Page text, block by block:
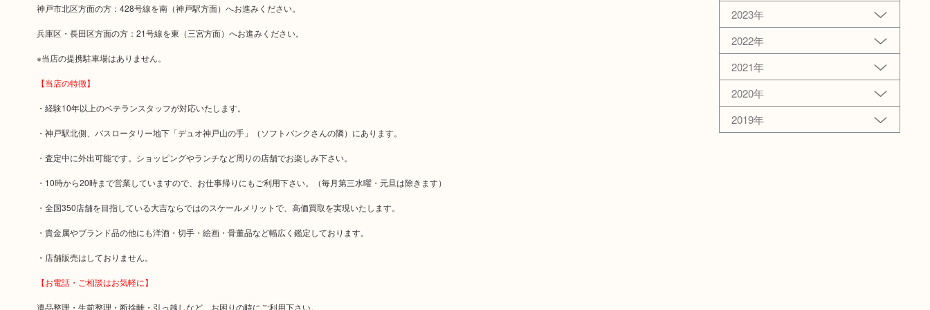
神戸市北区方面の方：428号線を南（神戸駅方面）へお進みください。
兵庫区・長田区方面の方：21号線を東（三宮方面）へお進みください。
※当店の提携駐車場はありません。
【当店の特徴】
・経験10年以上のベテランスタッフが対応いたします。
・神戸駅北側、バスロータリー地下「デュオ神戸山の手」（ソフトバンクさんの隣）にあります。
・査定中に外出可能です。ショッピングやランチなど周りの店舗でお楽しみ下さい。
・10時から20時まで営業していますので、お仕事帰りにもご利用下さい。（毎月第三水曜・元旦は除きます）
・全国350店舗を目指している大吉ならではのスケールメリットで、高価買取を実現いたします。
・貴金属やブランド品の他にも洋酒・切手・絵画・骨董品など幅広く鑑定しております。
・店舗販売はしておりません。
【お電話・ご相談はお気軽に】
遺品整理・生前整理・断捨離・引っ越しなど、お困りの時にご利用下さい。
2023年
2022年
2021年
2020年
2019年